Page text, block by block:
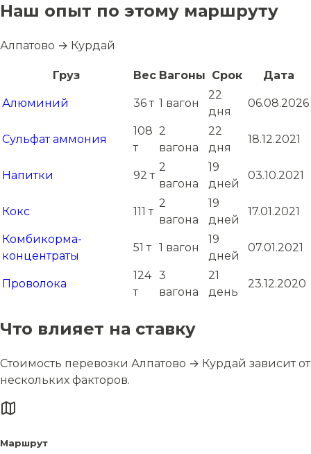
Наш опыт по этому маршруту
Алпатово → Курдай
Груз Вес Вагоны Срок Дата
Алюминий 36 т 1 вагон
22
дня
06.08.2026
Сульфат аммония
108
т
2
вагона
22
дня
18.12.2021
Напитки 92 т
2
вагона
19
дней
03.10.2021
Кокс 111 т
2
вагона
19
дней
17.01.2021
Комбикорма-
концентраты
51 т 1 вагон
19
дней
07.01.2021
Проволока
124
т
3
вагона
21
день
23.12.2020
Что влияет на ставку
Стоимость перевозки Алпатово → Курдай зависит от
нескольких факторов.
Маршрут